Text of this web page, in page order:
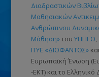
Διαδραστικών
Μαθησιακών
Ανθρώπινου
Μάθηση»του ΥΠΠΕΘ,
ΙΤΥΕ «ΔΙΟΦΑΝΤΟΣ»
Ευρωπαϊκή Ένωση
-ΕΚΤ)και το Ελληνικό